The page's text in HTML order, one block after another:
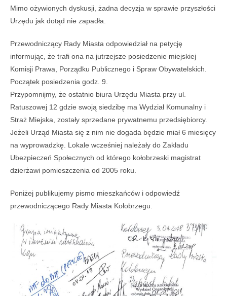
Mimo ożywionych dyskusji, żadna decyzja w sprawie przyszłości
Urzędu jak dotąd nie zapadła.
Przewodniczący Rady Miasta odpowiedział na petycję
informując, że trafi ona na jutrzejsze posiedzenie miejskiej
Komisji Prawa, Porządku Publicznego i Spraw Obywatelskich.
Początek posiedzenia godz. 9.
Przypomnijmy, że ostatnio biura Urzędu Miasta przy ul.
Ratuszowej 12 gdzie swoją siedzibę ma Wydział Komunalny i
Straż Miejska, zostały sprzedane prywatnemu przedsiębiorcy.
Jeżeli Urząd Miasta się z nim nie dogada będzie miał 6 miesięcy
na wyprowadzkę. Lokale wcześniej należały do Zakładu
Ubezpieczeń Społecznych od którego kołobrzeski magistrat
dzierżawi pomieszczenia od 2005 roku.
Poniżej publikujemy pismo mieszkańców i odpowiedź
przewodniczącego Rady Miasta Kołobrzegu.